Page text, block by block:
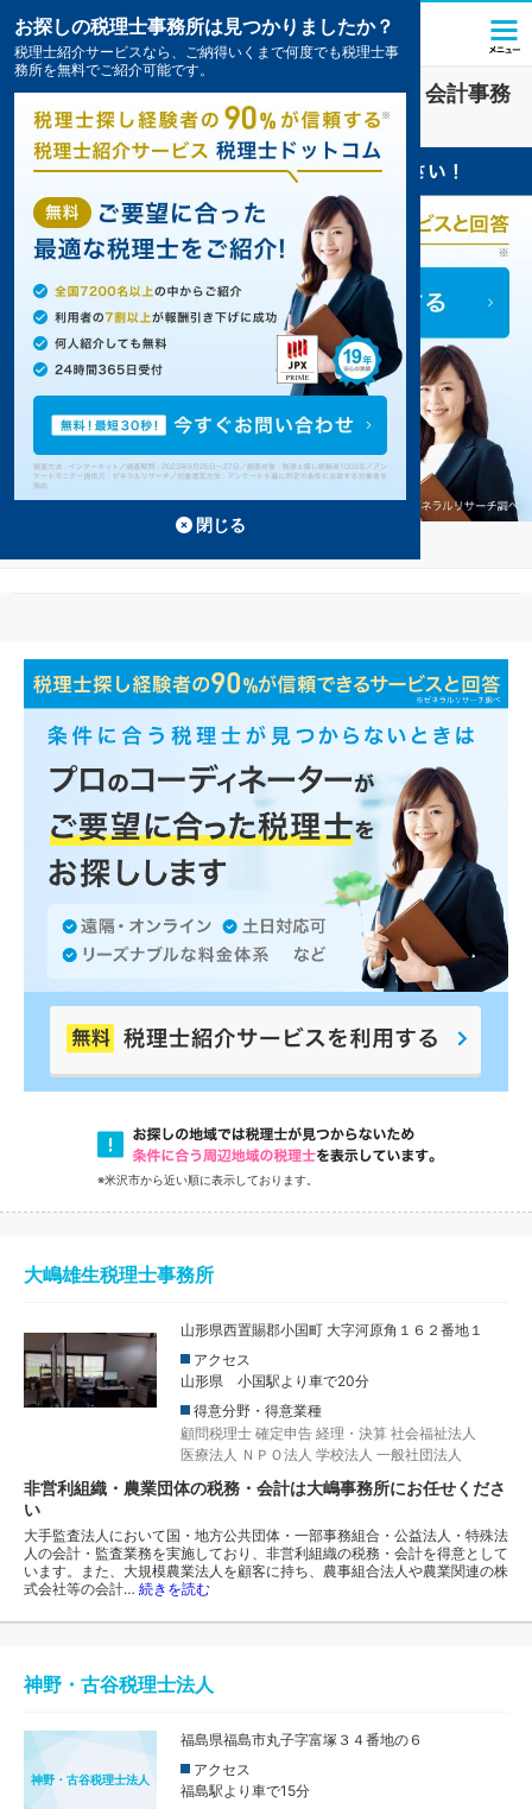
美容業界に強い米沢市(山形県)の税理士・会計事務
所の一覧
※米沢市から近い順に表示しております。
大嶋雄生税理士事務所
山形県西置賜郡小国町 大字河原角１６２番地１
アクセス
山形県 小国駅より車で20分
得意分野・得意業種
顧問税理士 確定申告 経理・決算 社会福祉法人
医療法人 ＮＰＯ法人 学校法人 一般社団法人
非営利組織・農業団体の税務・会計は大嶋事務所にお任せくださ
い
大手監査法人において国・地方公共団体・一部事務組合・公益法人・特殊法
人の会計・監査業務を実施しており、非営利組織の税務・会計を得意として
います。また、大規模農業法人を顧客に持ち、農事組合法人や農業関連の株
式会社等の会計… 続きを読む
神野・古谷税理士法人
神野・古谷税理士法人
福島県福島市丸子字富塚３４番地の６
アクセス
福島駅より車で15分
お探しの税理士事務所は見つかりましたか？
税理士紹介サービスなら、ご納得いくまで何度でも税理士事
務所を無料でご紹介可能です。
閉じる